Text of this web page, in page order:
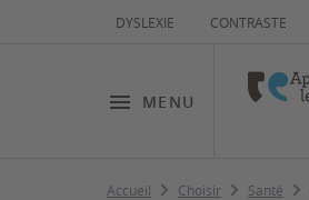
DYSLEXIE CONTRASTE
MENU
Accueil Choisir Santé